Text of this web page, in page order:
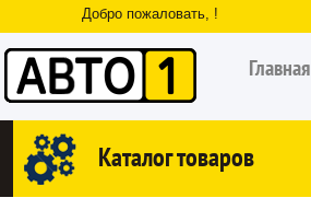
Добро пожаловать, !
Главная
Каталог товаров